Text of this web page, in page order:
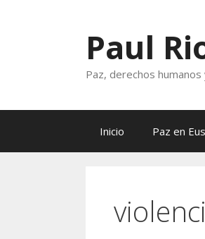
Paul
Paz, derechos
Inicio Paz en